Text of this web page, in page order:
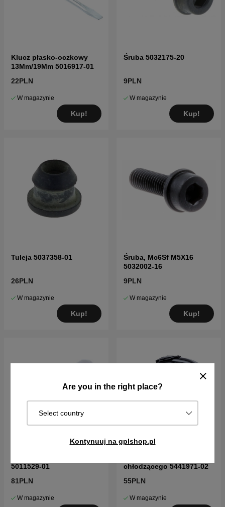
Are you in the right place?
Select country
Kontynuuj na gplshop.pl
Klucz płasko-oczkowy
13Mm/19Mm 5016917-01
22PLN
W magazynie
Kup!
Śruba 5032175-20
9PLN
W magazynie
Kup!
Tuleja 5037358-01
26PLN
W magazynie
Kup!
Śruba, Mc6Sf M5X16
5032002-16
9PLN
W magazynie
Kup!
5011529-01
81PLN
W magazynie
chłodzącego 5441971-02
55PLN
W magazynie